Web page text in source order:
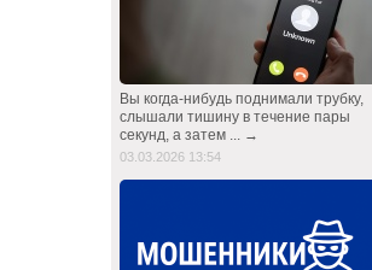
Вы когда-нибудь поднимали трубку,
слышали тишину в течение пары
секунд, а затем ... →
03.03.2026 13:54